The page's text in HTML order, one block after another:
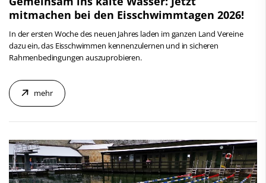
mitmachen bei den Eisschwimmtagen 2026!
In der ersten Woche des neuen Jahres laden im ganzen Land Vereine
dazu ein, das Eisschwimmen kennenzulernen und in sicheren
Rahmenbedingungen auszuprobieren.
mehr